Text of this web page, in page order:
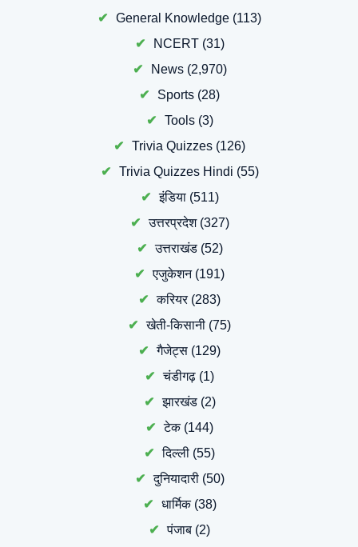
General Knowledge (113)
NCERT(31)
News(2,970)
Sports (28)
Tools(3)
Trivia Quizzes (126)
Trivia Quizzes Hindi (55)
इंडिया(511)
उत्तरप्रदेश(327)
उत्तराखंड(52)
एजुकेशन(191)
करियर(283)
खेती-किसानी (75)
गैजेट्स (129)
चंडीगढ़ (1)
झारखंड(2)
टेक(144)
दिल्ली (55)
दुनियादारी(50)
धार्मिक(38)
पंजाब (2)